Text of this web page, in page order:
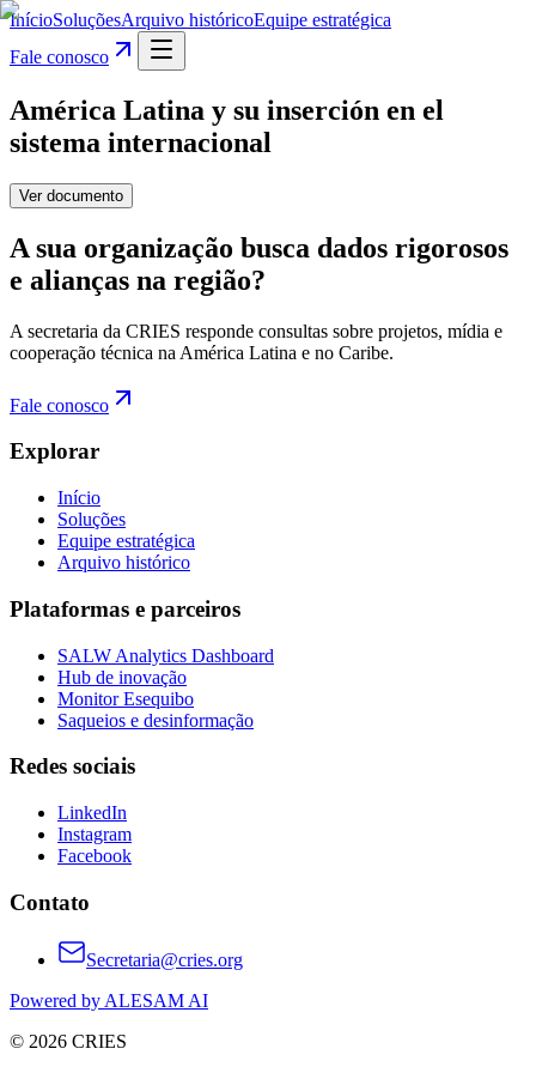
InícioSoluçõesArquivo históricoEquipe estratégica
Fale conosco
América Latina y su inserción en el
sistema internacional
Ver documento
A sua organização busca dados rigorosos
e alianças na região?
A secretaria da CRIES responde consultas sobre projetos, mídia e
cooperação técnica na América Latina e no Caribe.
Fale conosco
Explorar
Início
Soluções
Equipe estratégica
Arquivo histórico
Plataformas e parceiros
SALW Analytics Dashboard
Hub de inovação
Monitor Esequibo
Saqueios e desinformação
Redes sociais
LinkedIn
Instagram
Facebook
Contato
Secretaria@cries.org
Powered by ALESAM AI
© 2026 CRIES